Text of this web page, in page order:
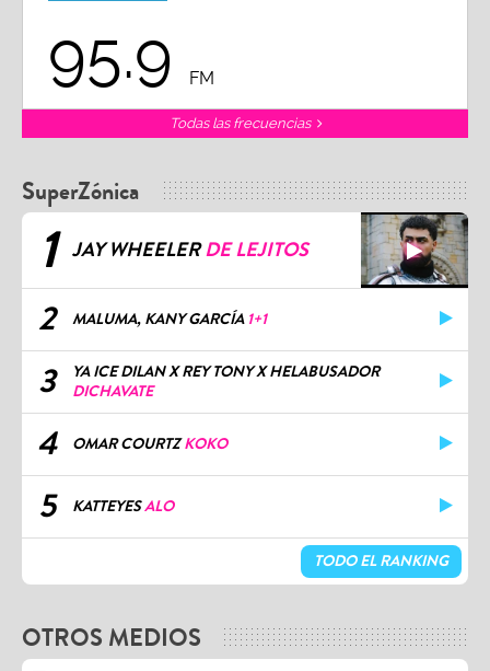
95.9 FM
Todas las frecuencias
SuperZónica
1 JAY WHEELERDE LEJITOS
2 MALUMA, KANY GARCÍA 1+1
3
YA ICE DILAN X REY TONY X HELABUSADOR
DICHAVATE
4 OMAR COURTZKOKO
5 KATTEYESALO
TODO EL RANKING
OTROS MEDIOS